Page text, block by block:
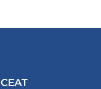
CEAT